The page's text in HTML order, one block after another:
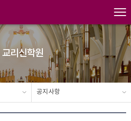
교리신학원
공지사항